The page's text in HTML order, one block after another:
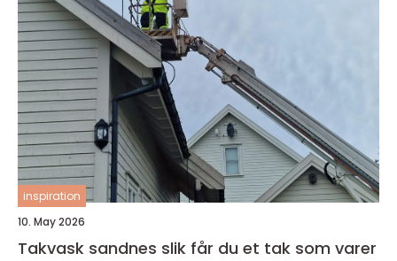
inspiration
10. May 2026
Takvask sandnes slik får du et tak som varer